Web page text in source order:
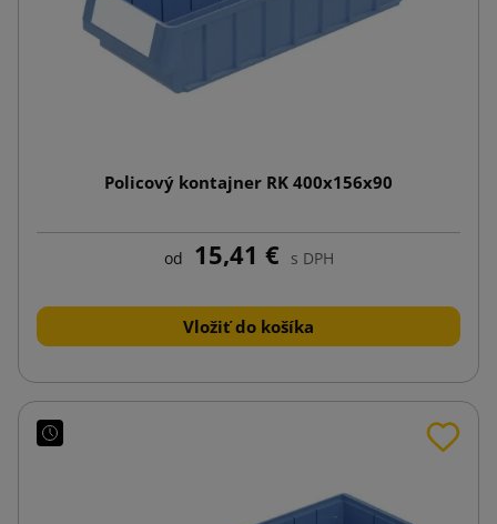
Policový kontajner RK 400x156x90
od 15,41 € s DPH
Vložiť do košíka